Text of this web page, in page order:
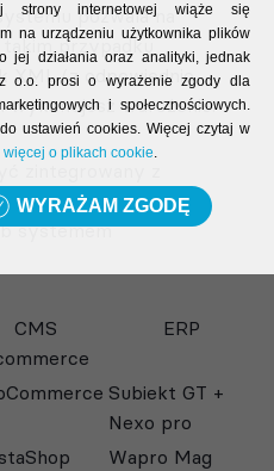
pozwala na
takim przypadku
XML (z odpowiednio
wykonujesz wdrożenie.
internetowym,
systemem
CMS
ERP
Subiekt GT +
Nexo pro
Wapro Mag
strony internetowej wiąże się
na urządzeniu użytkownika plików
jej działania oraz analityki, jednak
z o.o. prosi o wyrażenie zgody dla
i społecznościowych.
ustawień cookies. Więcej czytaj w
o plikach cookie.
WYRAŻAM ZGODĘ